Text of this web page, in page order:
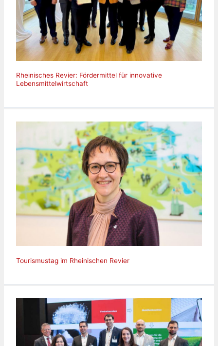
Rheinisches Revier: Fördermittel für innovative
Lebensmittelwirtschaft
Tourismustag im Rheinischen Revier